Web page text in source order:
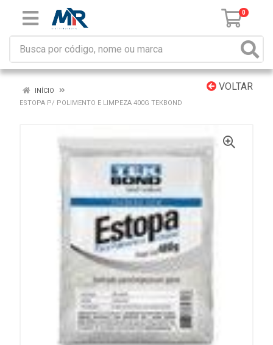
0
VOLTAR
INÍCIO
ESTOPA P/ POLIMENTO E LIMPEZA 400G TEKBOND